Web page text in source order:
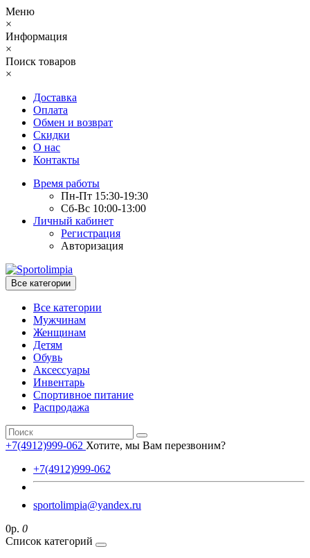
Меню
×
Информация
×
Поиск товаров
×
Доставка
Оплата
Обмен и возврат
Скидки
О нас
Контакты
Время работы
Пн-Пт 15:30-19:30
Сб-Вс 10:00-13:00
Личный кабинет
Регистрация
Авторизация
Все категории
Все категории
Мужчинам
Женщинам
Детям
Обувь
Аксессуары
Инвентарь
Спортивное питание
Распродажа
+7(4912)999-062 Хотите, мы Вам перезвоним?
+7(4912)999-062
sportolimpia@yandex.ru
0р. 0
Список категорий